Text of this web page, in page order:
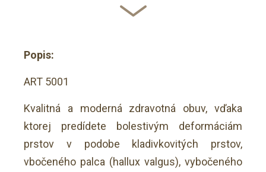
Popis:
ART 5001
Kvalitná a moderná zdravotná obuv, vďaka
ktorej predídete bolestivým deformáciám
prstov v podobe kladivkovitých prstov,
vbočeného palca (hallux valgus), vybočeného